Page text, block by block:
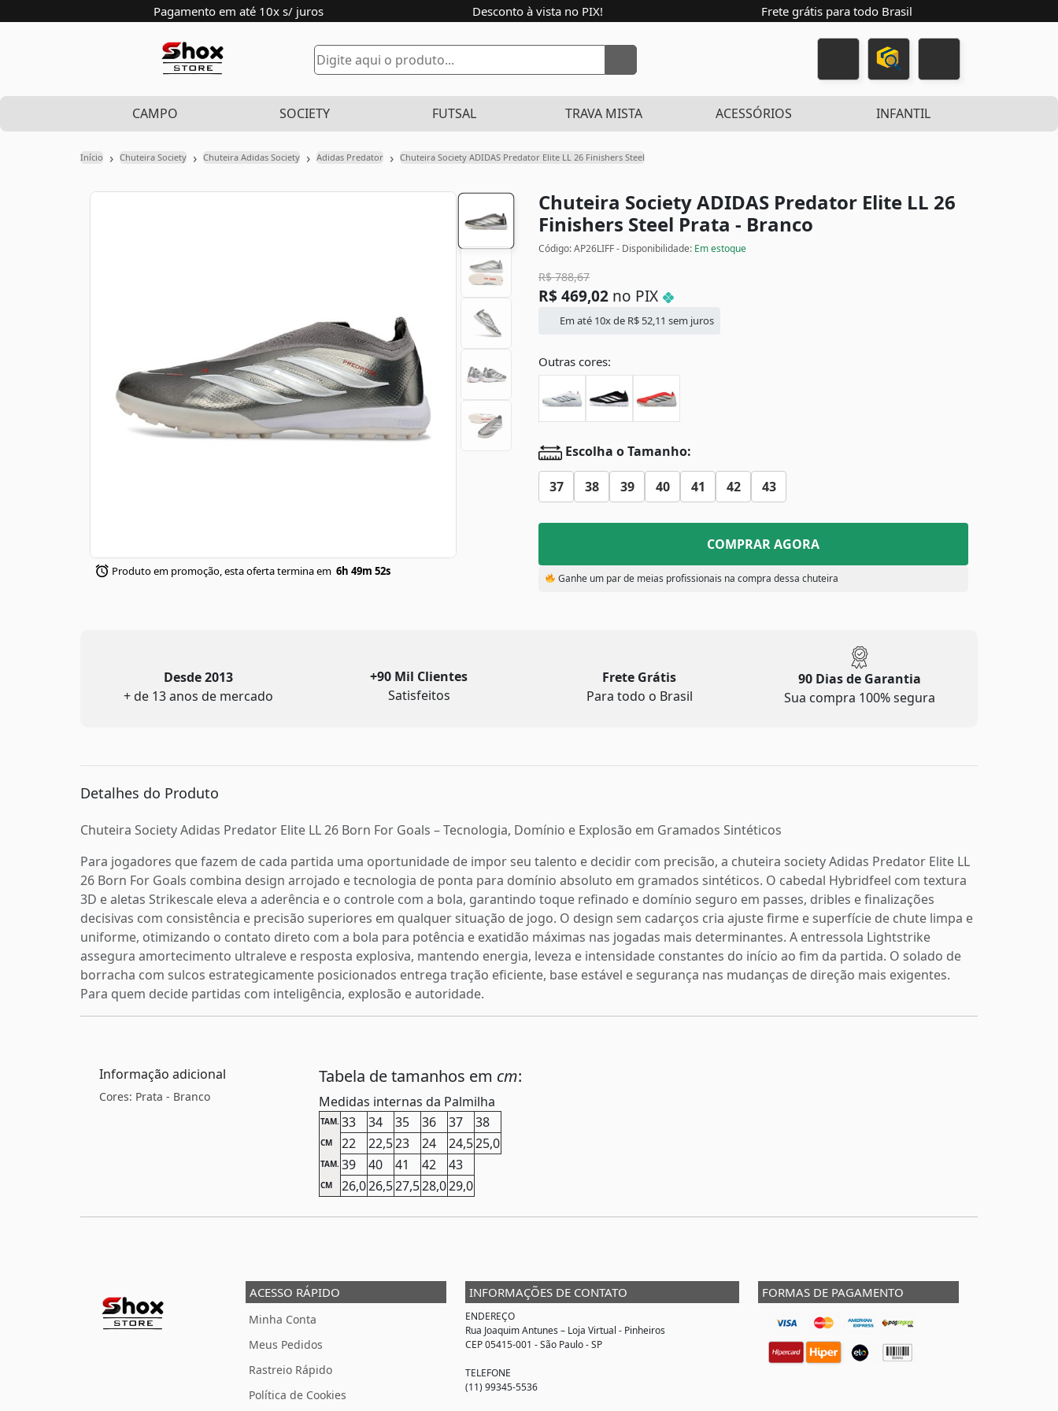
Pagamento em até 10x s/ juros Desconto à vista no PIX! Frete grátis para todo Brasil
CAMPO SOCIETY FUTSAL TRAVA MISTA ACESSÓRIOS INFANTIL
Início › Chuteira Society › Chuteira Adidas Society › Adidas Predator › Chuteira Society ADIDAS Predator Elite LL 26 Finishers Steel
Produto em promoção, esta oferta termina em 6h 49m 52s
Chuteira Society ADIDAS Predator Elite LL 26
Finishers Steel Prata - Branco
Código: AP26LIFF - Disponibilidade: Em estoque
R$788,67
R$ 469,02 no PIX
Em até 10x de R$ 52,11 sem juros
Outras cores:
Escolha o Tamanho:
37 38 39 40 41 42 43
COMPRAR AGORA
Ganhe um par de meias profissionais na compra dessa chuteira
Desde 2013
+ de 13 anos de mercado
+90 Mil Clientes
Satisfeitos
Frete Grátis
Para todo o Brasil
90 Dias de Garantia
Sua compra 100% segura
Detalhes do Produto
Chuteira Society Adidas Predator Elite LL 26 Born For Goals – Tecnologia, Domínio e Explosão em Gramados Sintéticos
Para jogadores que fazem de cada partida uma oportunidade de impor seu talento e decidir com precisão, a chuteira society Adidas Predator Elite LL
26 Born For Goals combina design arrojado e tecnologia de ponta para domínio absoluto em gramados sintéticos. O cabedal Hybridfeel com textura
3D e aletas Strikescale eleva a aderência e o controle com a bola, garantindo toque refinado e domínio seguro em passes, dribles e finalizações
decisivas com consistência e precisão superiores em qualquer situação de jogo. O design sem cadarços cria ajuste firme e superfície de chute limpa e
uniforme, otimizando o contato direto com a bola para potência e exatidão máximas nas jogadas mais determinantes. A entressola Lightstrike
assegura amortecimento ultraleve e resposta explosiva, mantendo energia, leveza e intensidade constantes do início ao fim da partida. O solado de
borracha com sulcos estrategicamente posicionados entrega tração eficiente, base estável e segurança nas mudanças de direção mais exigentes.
Para quem decide partidas com inteligência, explosão e autoridade.
Informação adicional
Cores: Prata - Branco
Tabela de tamanhos em cm:
Medidas internas da Palmilha
TAM. 33 34 35 36 37 38
CM 22 22,523 24 24,525,0
TAM. 39 40 41 42 43
CM 26,026,527,528,029,0
ACESSO RÁPIDO
Minha Conta
Meus Pedidos
Rastreio Rápido
Política de Cookies
INFORMAÇÕES DE CONTATO
ENDEREÇO
Rua Joaquim Antunes – Loja Virtual - Pinheiros
CEP 05415-001 - São Paulo - SP
TELEFONE
(11) 99345-5536
FORMAS DE PAGAMENTO